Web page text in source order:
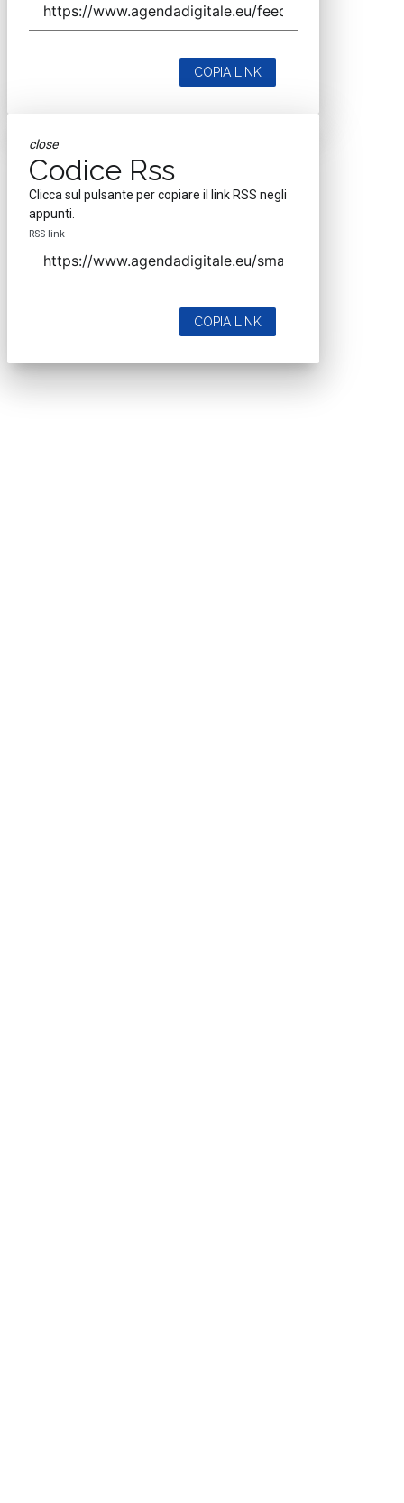
COPIA LINK
close
Codice Rss
Clicca sul pulsante per copiare il link RSS negli
appunti.
RSS link
COPIA LINK